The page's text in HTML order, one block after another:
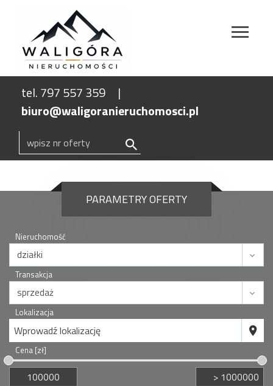
tel. 797 557 359
biuro@waligoranieruchomosci.pl
PARAMETRY OFERTY
Nieruchomość
Transakcja
Lokalizacja
Wprowadź lokalizację
Cena [zł]